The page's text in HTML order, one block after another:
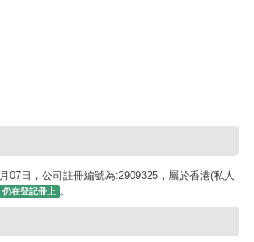
07日，公司註冊編號為:2909325，屬於香港(私人
仍在登記冊上 。